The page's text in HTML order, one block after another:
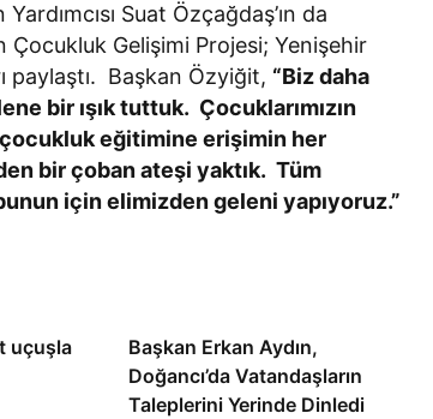
Suat Özçağdaş’ın da
Çocukluk Gelişimi Projesi; Yenişehir
paylaştı. Başkan Özyiğit, “Biz daha
bir ışık tuttuk. Çocuklarımızın
eğitimine erişimin her
bir çoban ateşi yaktık. Tüm
için elimizden geleni yapıyoruz.”
uçuşla
Başkan Erkan Aydın,
Doğancı’da Vatandaşların
Taleplerini Yerinde Dinledi